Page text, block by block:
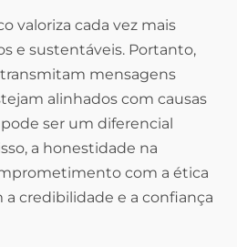
valoriza cada vez mais
e sustentáveis. Portanto,
mensagens
alinhados com causas
ser um diferencial
a honestidade na
com a ética
a credibilidade e a confiança